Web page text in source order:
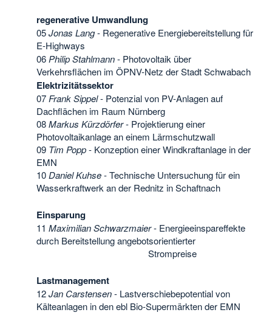
regenerative Umwandlung
05Jonas Lang- Regenerative Energiebereitstellung für
E-Highways
06 Philip Stahlmann- Photovoltaik über
Verkehrsflächen im ÖPNV-Netz der Stadt Schwabach
Elektrizitätssektor
07 Frank Sippel- Potenzial von PV-Anlagen auf
Dachflächen im Raum Nürnberg
08Markus Kürzdörfer- Projektierung einer
Photovoltaikanlage an einem Lärmschutzwall
09 Tim Popp- Konzeption einer Windkraftanlage in der
EMN
10Daniel Kuhse- Technische Untersuchung für ein
Wasserkraftwerk an der Rednitz in Schaftnach
Einsparung
11 Maximilian Schwarzmaier- Energieeinspareffekte
durch Bereitstellung angebotsorientierter
Strompreise
Lastmanagement
12Jan Carstensen- Lastverschiebepotential von
Kälteanlagen in den ebl Bio-Supermärkten der EMN